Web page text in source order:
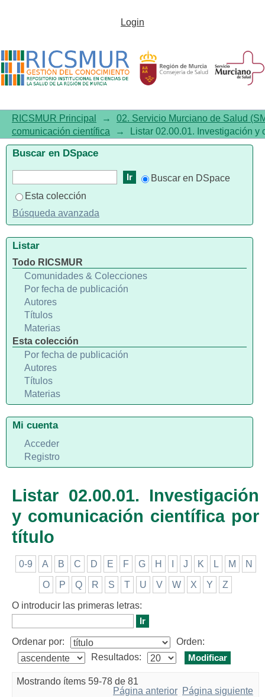
Listar 02.00.01. Investigación y
título
Login
RICSMUR Principal →
02. Servicio Murciano de Salud
comunicación científica
→ Listar 02.00.01. Investigación
Listar 02.00.01. Investigación
y comunicación científica por
título
0-9 A B C D E F G H J K L M N
O P Q R S T U V W X Y Z
O introducir las primeras letras:
Ordenar por:
Orden:
Resultados:
Mostrando ítems 59-78 de 81
Página anterior Página siguiente
Buscar en DSpace
Buscar en DSpace
Esta colección
Búsqueda avanzada
Listar
Todo RICSMUR
Comunidades & Colecciones
Por fecha de publicación
Autores
Títulos
Materias
Esta colección
Por fecha de publicación
Autores
Títulos
Materias
Mi cuenta
Acceder
Registro